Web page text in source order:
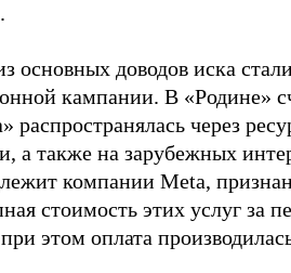
основных доводов иска
кампании. В «Родине»
распространялась через
а также на зарубежных
компании Meta,
стоимость этих услуг за
этом оплата